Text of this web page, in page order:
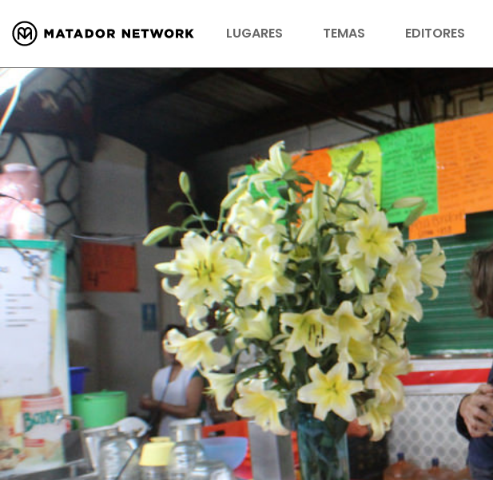
LUGARES TEMAS EDITORES